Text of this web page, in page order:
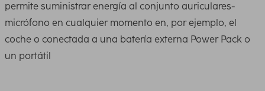
permite suministrar energía al conjunto auriculares-
micrófono en cualquier momento en, por ejemplo, el
coche o conectada a una batería externa Power Pack o
un portátil